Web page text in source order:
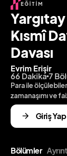
EĞITIM
Yargıtay
Kısmî
Davası
Evrim Erişir
66 Dakika7
Para ile
zamanaşımı ve
Giriş Yap
Bölümler